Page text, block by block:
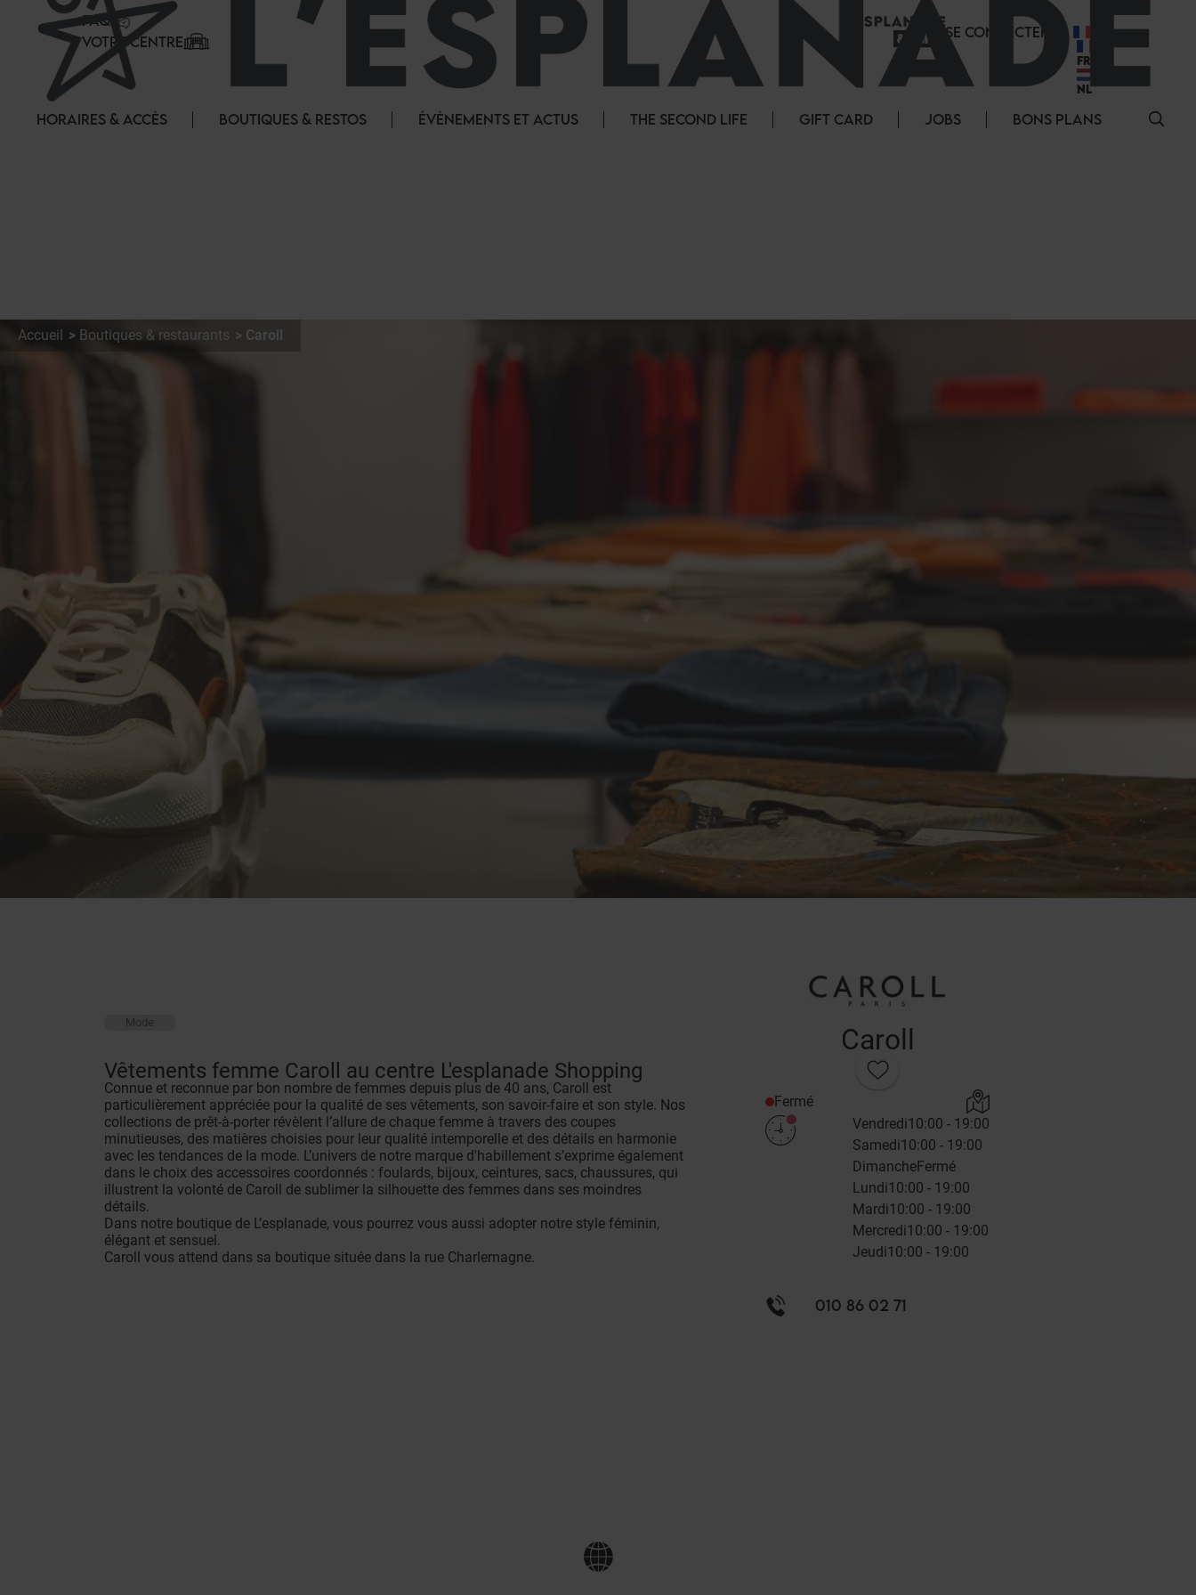
FAQ
VOTRE CENTRE
SE CONNECTER
FR
NL
HORAIRES & ACCÈS BOUTIQUES & RESTOS ÉVÈNEMENTS ET ACTUS THE SECOND LIFE GIFT CARD JOBS BONS PLANS
Accueil Boutiques & restaurants Caroll
Caroll
Fermé
Vendredi10:00 - 19:00
Samedi10:00 - 19:00
DimancheFermé
Lundi10:00 - 19:00
Mardi10:00 - 19:00
Mercredi10:00 - 19:00
Jeudi10:00 - 19:00
010 86 02 71
Mode
Vêtements femme Caroll au centre L'esplanade Shopping
Connue et reconnue par bon nombre de femmes depuis plus de 40 ans, Caroll est
particulièrement appréciée pour la qualité de ses vêtements, son savoir-faire et son style. Nos
collections de prêt-à-porter révèlent l’allure de chaque femme à travers des coupes
minutieuses, des matières choisies pour leur qualité intemporelle et des détails en harmonie
avec les tendances de la mode. L’univers de notre marque d'habillement s’exprime également
dans le choix des accessoires coordonnés : foulards, bijoux, ceintures, sacs, chaussures, qui
illustrent la volonté de Caroll de sublimer la silhouette des femmes dans ses moindres
détails.
Dans notre boutique de L’esplanade, vous pourrez vous aussi adopter notre style féminin,
élégant et sensuel.
Caroll vous attend dans sa boutique située dans la rue Charlemagne.
Panneau de gestion des cookies